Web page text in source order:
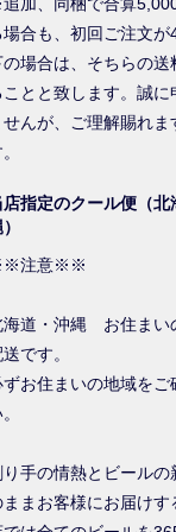
場合も、初回ご注文が
の場合は、そちらの送
ことと致します。誠に
せんが、ご理解賜れま
店指定のクール便（北
注意※※
海道・沖縄 お住まい
です。
ずお住まいの地域をご
り手の情熱とビールの
ままお客様にお届けす